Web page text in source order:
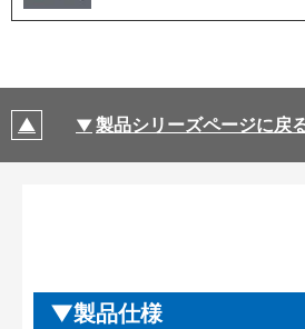
製品シリーズページに戻
製品仕様